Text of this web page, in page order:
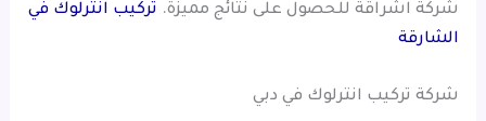
شركة اشراقة للحصول على نتائج مميزة. تركيب انترلوك في
الشارقة
شركة تركيب انترلوك في دبي